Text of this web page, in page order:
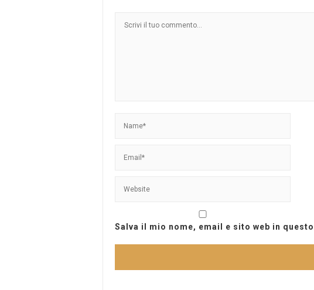
Salva il mio nome, email e sito web in